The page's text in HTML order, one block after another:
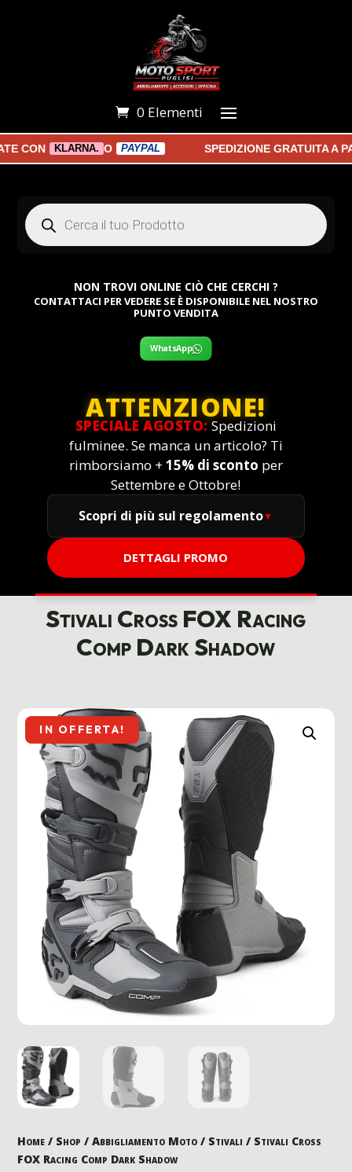
0 Elementi
KLARNA. O PAYPAL SPEDIZIONE GRATUITA A
Products
search
NON TROVI ONLINE CIÒ CHE CERCHI ?
CONTATTACI PER VEDERE SE È DISPONIBILE NEL NOSTRO
PUNTO VENDITA
WhatsApp
ATTENZIONE!
SPECIALE AGOSTO: Spedizioni
fulminee. Se manca un articolo? Ti
rimborsiamo + 15% di sconto per
Settembre e Ottobre!
Scopri di più sul regolamento
DETTAGLI PROMO
Stivali Cross FOX Racing
Comp Dark Shadow
IN OFFERTA!
Home / Shop /Abbigliamento Moto / Stivali / Stivali Cross
FOX Racing Comp Dark Shadow